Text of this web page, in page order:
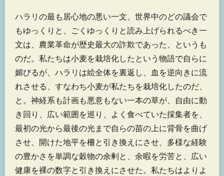
ハラリの最も居心地の悪い一文、世界中のどの議会で
もゆっくりと、ごくゆっくりと読み上げられるべき一
文は、農業革命が歴史最大の詐欺であった、というも
のだ。私たちは小麦を栽培化したという物語で自らに
媚びるが、ハラリは絵全体を裏返し、血を逆向きに流
れさせる、すなわち小麦が私たちを栽培化したのだ、
と。神経系も計画も悪意もない一本の草が、自由に動
き回り、広い範囲を巡り、よく食べていた採集者を、
最初の光から最後の光まで自らの苗の上に背骨を曲げ
させ、開けた地平を柵と引き換えにさせ、多様な経験
の豊かさを単調な穀物の余剰と、余暇を労苦と、広い
健康を裸の数字と引き換えにさせた。私たちはよりよ